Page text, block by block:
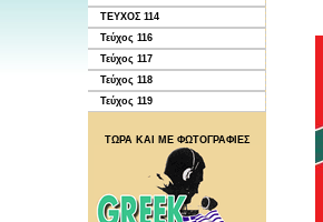
ΤΕΥΧΟΣ 114
Τεύχος 116
Τεύχος 117
Τεύχος 118
Τεύχος 119
ΤΩΡΑ ΚΑΙ ΜΕ ΦΩΤΟΓΡΑΦΙΕΣ